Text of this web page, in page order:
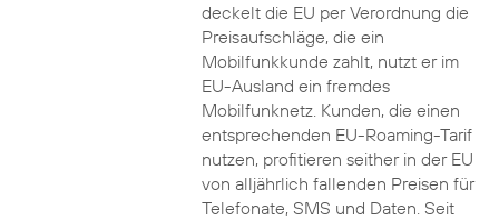
deckelt die EU per Verordnung die
Preisaufschläge, die ein
Mobilfunkkunde zahlt, nutzt er im
EU-Ausland ein fremdes
Mobilfunknetz. Kunden, die einen
entsprechenden EU-Roaming-Tarif
nutzen, profitieren seither in der EU
von alljährlich fallenden Preisen für
Telefonate, SMS und Daten. Seit